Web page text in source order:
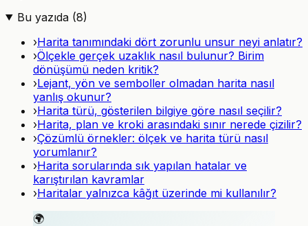
Bu yazıda (8)
›Harita tanımındaki dört zorunlu unsur neyi anlatır?
›Ölçekle gerçek uzaklık nasıl bulunur? Birim
dönüşümü neden kritik?
›Lejant, yön ve semboller olmadan harita nasıl
yanlış okunur?
›Harita türü, gösterilen bilgiye göre nasıl seçilir?
›Harita, plan ve kroki arasındaki sınır nerede çizilir?
›Çözümlü örnekler: ölçek ve harita türü nasıl
yorumlanır?
›Harita sorularında sık yapılan hatalar ve
karıştırılan kavramlar
›Haritalar yalnızca kâğıt üzerinde mi kullanılır?
🌍